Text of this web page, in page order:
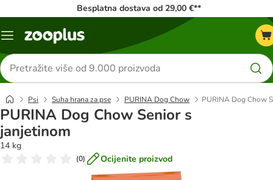
Besplatna dostava od 29,00 €**
Izbornik
Traži
proizvode
Psi Suha hrana za pse PURINA Dog Chow PURINA Dog Chow
PURINA Dog Chow Senior s
janjetinom
14 kg
(0) Ocijenite proizvod